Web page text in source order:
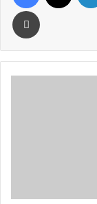
Yazdır